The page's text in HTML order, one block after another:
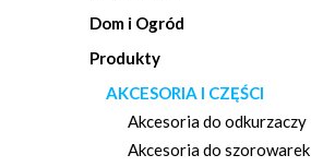
Dom i Ogród
Produkty
AKCESORIA I CZĘŚCI
Akcesoria do odkurzaczy
Akcesoria do szorowarek